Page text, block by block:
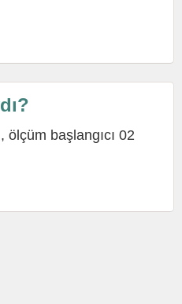
ölçüm başlangıcı 02